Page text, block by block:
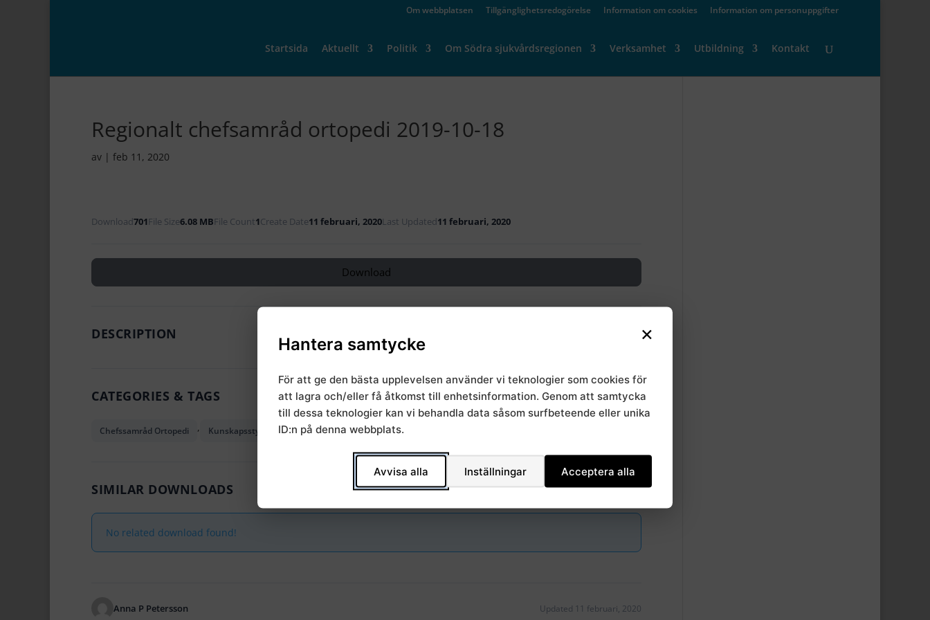
Om webbplatsen Tillgänglighetsredogörelse Information om cookies Information om personuppgifter
Startsida Aktuellt Politik Om Södra sjukvårdsregionen Verksamhet Utbildning Kontakt
Regionalt chefsamråd ortopedi 2019-10-18
av | feb 11, 2020
Download701File Size6.08 MBFile Count1Create Date11 februari, 2020Last Updated11 februari, 2020
Download
DESCRIPTION
CATEGORIES & TAGS
Chefssamråd Ortopedi , Kunskapsstyrning , Regionala chefsamråd ,
SIMILAR DOWNLOADS
No related download found!
Anna P Petersson Updated 11 februari, 2020
×
Hantera samtycke
För att ge den bästa upplevelsen använder vi teknologier som cookies för
att lagra och/eller få åtkomst till enhetsinformation. Genom att samtycka
till dessa teknologier kan vi behandla data såsom surfbeteende eller unika
ID:n på denna webbplats.
Avvisa alla Inställningar Acceptera alla